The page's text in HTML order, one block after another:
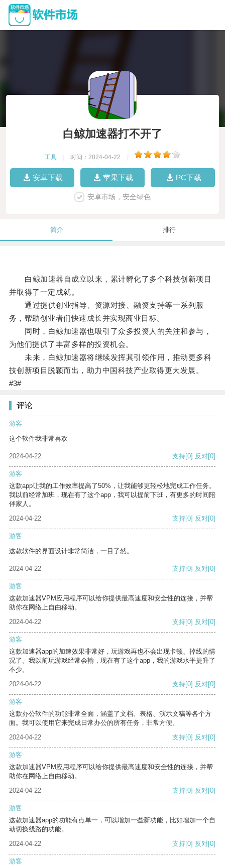
白鲸加速器打不开了
工具 时间：2024-04-22
安卓下载 苹果下载 PC下载
安卓市场，安全绿色
简介 排行
白鲸加速器自成立以来，累计孵化了多个科技创新项目
并取得了一定成就。
通过提供创业指导、资源对接、融资支持等一系列服
务，帮助创业者们快速成长并实现商业目标。
同时，白鲸加速器也吸引了众多投资人的关注和参与，
为他们提供了丰富多样的投资机会。
未来，白鲸加速器将继续发挥其引领作用，推动更多科
技创新项目脱颖而出，助力中国科技产业取得更大发展。
#3#
评论
游客
这个软件我非常喜欢
2024-04-22 支持[0] 反对[0]
游客
这款app让我的工作效率提高了50%，让我能够更轻松地完成工作任务。
我以前经常加班，现在有了这个app，我可以提前下班，有更多的时间陪
伴家人。
2024-04-22
支持[0] 反对[0]
游客
这款软件的界面设计非常简洁，一目了然。
2024-04-22 支持[0] 反对[0]
游客
这款加速器VPM应用程序可以给你提供最高速度和安全性的连接，并帮
助你在网络上自由移动。
2024-04-22
支持[0] 反对[0]
游客
这款加速器app的加速效果非常好，玩游戏再也不会出现卡顿、掉线的情
况了。我以前玩游戏经常会输，现在有了这个app，我的游戏水平提升了
不少。
2024-04-22
支持[0] 反对[0]
游客
这款办公软件的功能非常全面，涵盖了文档、表格、演示文稿等各个方
面。我可以使用它来完成日常办公的所有任务，非常方便。
2024-04-22
支持[0] 反对[0]
游客
这款加速器VPM应用程序可以给你提供最高速度和安全性的连接，并帮
助你在网络上自由移动。
2024-04-22
支持[0] 反对[0]
游客
这款加速器app的功能有点单一，可以增加一些新功能，比如增加一个自
动切换线路的功能。
2024-04-22
支持[0] 反对[0]
游客